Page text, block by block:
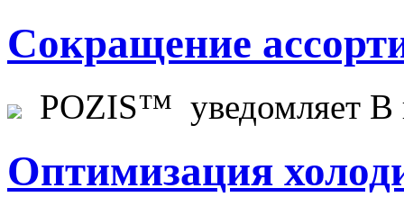
Сокращение
POZIS™ уведомляет В
Оптимизация